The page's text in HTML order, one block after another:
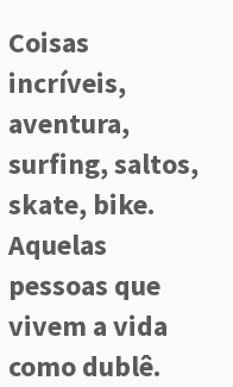
Coisas
incríveis,
aventura,
surfing, saltos,
skate, bike.
Aquelas
pessoas que
vivem a vida
como dublê.